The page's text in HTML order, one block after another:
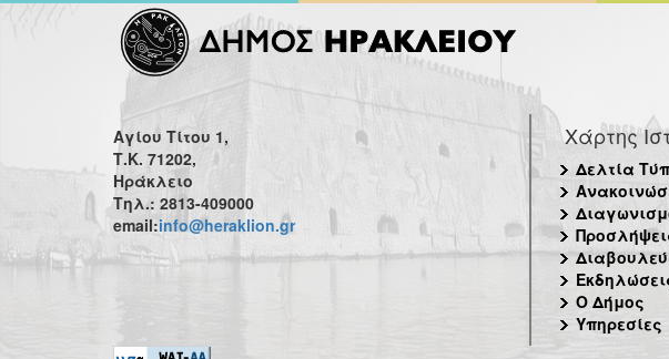
Αγίου Τίτου 1,
Τ.Κ. 71202,
Ηράκλειο
Τηλ.: 2813-409000
email:info@heraklion.gr
Χάρτης
Δελτία
Ο Δήμος
Υπηρεσίες